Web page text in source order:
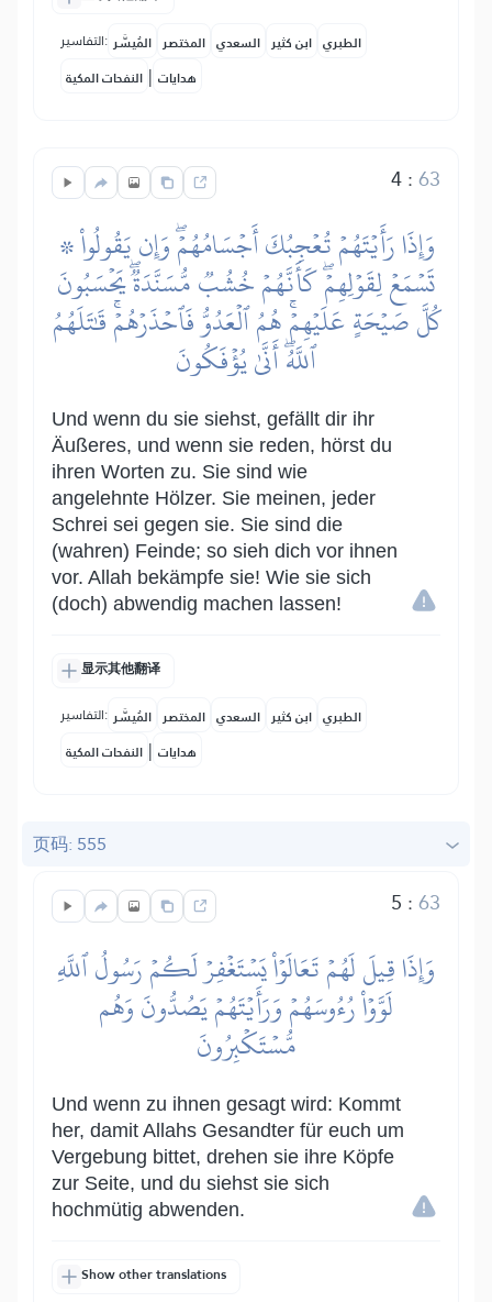
التفاسير: المُيسَّر المختصر السعدي ابن كثير الطبري
النفحات المكية | هدايات
4:63
۞ وَإِذَا رَأَيۡتَهُمۡ تُعۡجِبُكَ أَجۡسَامُهُمۡۖ وَإِن يَقُولُواْ
تَسۡمَعۡ لِقَوۡلِهِمۡۖ كَأَنَّهُمۡ خُشُبٞ مُّسَنَّدَةٞۖ يَحۡسَبُونَ
كُلَّ صَيۡحَةٍ عَلَيۡهِمۡۚ هُمُ ٱلۡعَدُوُّ فَٱحۡذَرۡهُمۡۚ قَٰتَلَهُمُ
ٱللَّهُۖ أَنَّىٰ يُؤۡفَكُونَ
Und wenn du sie siehst, gefällt dir ihr
Äußeres, und wenn sie reden, hörst du
ihren Worten zu. Sie sind wie
angelehnte Hölzer. Sie meinen, jeder
Schrei sei gegen sie. Sie sind die
(wahren) Feinde; so sieh dich vor ihnen
vor. Allah bekämpfe sie! Wie sie sich
(doch) abwendig machen lassen!
显示其他翻译
التفاسير: المُيسَّر المختصر السعدي ابن كثير الطبري
النفحات المكية | هدايات
页码: 555
5 :63
وَإِذَا قِيلَ لَهُمۡ تَعَالَوۡاْ يَسۡتَغۡفِرۡ لَكُمۡ رَسُولُ ٱللَّهِ
لَوَّوۡاْ رُءُوسَهُمۡ وَرَأَيۡتَهُمۡ يَصُدُّونَ وَهُم
مُّسۡتَكۡبِرُونَ
Und wenn zu ihnen gesagt wird: Kommt
her, damit Allahs Gesandter für euch um
Vergebung bittet, drehen sie ihre Köpfe
zur Seite, und du siehst sie sich
hochmütig abwenden.
Show other translations